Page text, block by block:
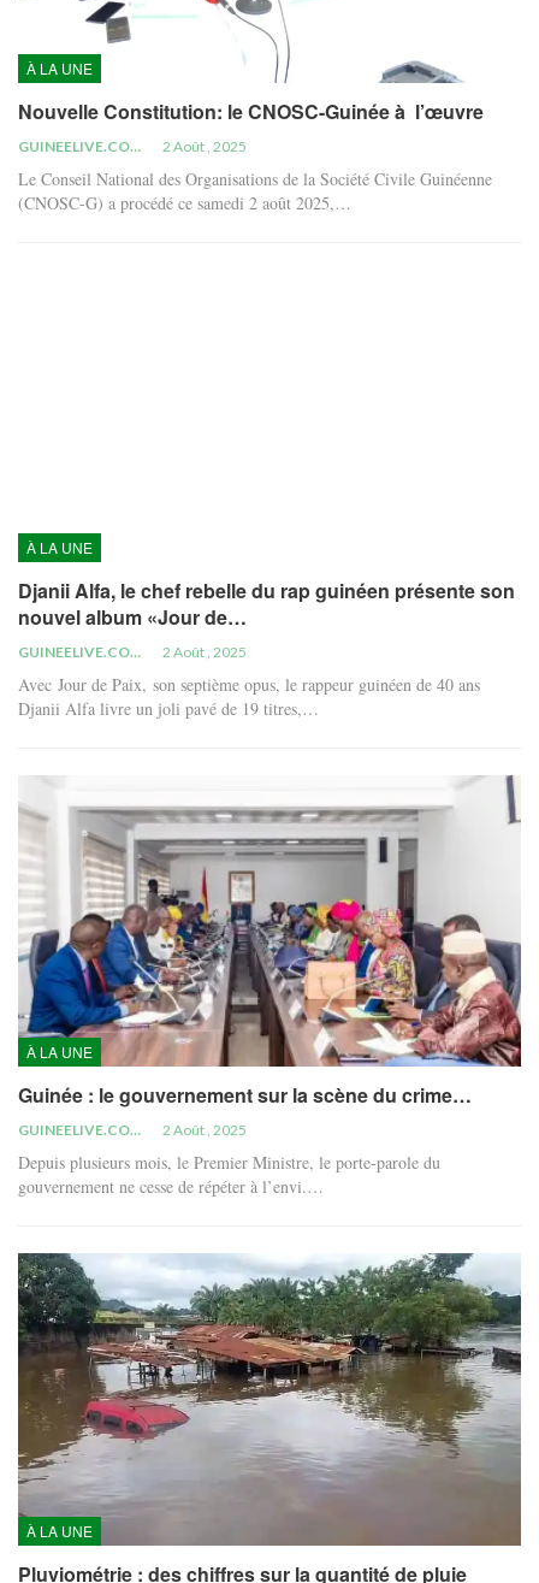
À LA UNE
Nouvelle Constitution: le CNOSC-Guinée à l’œuvre
GUINEELIVE.COM 2 Août , 2025
Le Conseil National des Organisations de la Société Civile Guinéenne
(CNOSC-G) a procédé ce samedi 2 août 2025,…
À LA UNE
Djanii Alfa, le chef rebelle du rap guinéen présente son
nouvel album «Jour de…
GUINEELIVE.COM 2 Août , 2025
Avec Jour de Paix, son septième opus, le rappeur guinéen de 40 ans
Djanii Alfa livre un joli pavé de 19 titres,…
À LA UNE
Guinée : le gouvernement sur la scène du crime…
GUINEELIVE.COM 2 Août , 2025
Depuis plusieurs mois, le Premier Ministre, le porte-parole du
gouvernement ne cesse de répéter à l’envi.…
À LA UNE
Pluviométrie : des chiffres sur la quantité de pluie